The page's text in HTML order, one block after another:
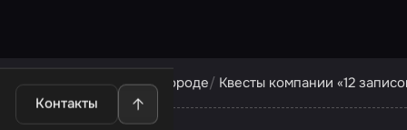
Контакты
Квесты в Нижнем Новгороде Квесты компании «12